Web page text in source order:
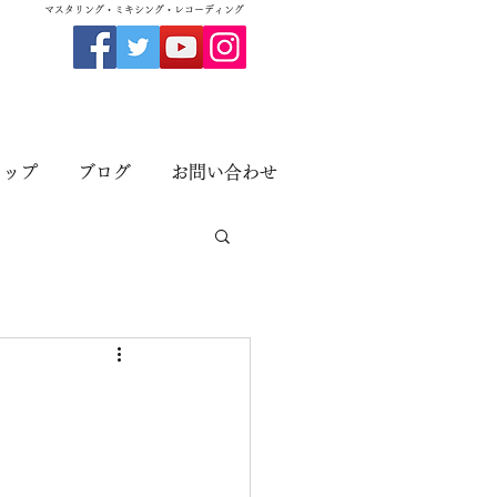
​マスタリング・ミキシング・レコーディング
ップ ブログ お問い合わせ